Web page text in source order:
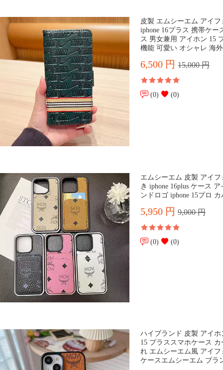
皮製 エムシーエム アイ
iphone 16プラス 携帯ケー
ス 男女兼用 アイホン 15
機能 可愛い オシャレ 海
6,500 円15,000 円
(0) (0)
エムシーエム 皮製 アイ
き iphone 16plus ケース
ンドロゴ iphone 15プロ
5,950 円9,000 円
(0) (0)
ハイブランド 皮製 アイ
15 プラススマホケース
れ エムシーエム風 アイフ
ケースエムシーエム ブラ